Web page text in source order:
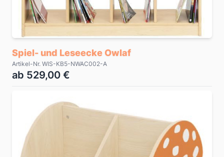
Spiel- und Leseecke Owlaf
Artikel-Nr. WIS-KB5-NWAC002-A
ab 529,00 €